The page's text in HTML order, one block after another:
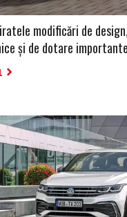
modificări de
și de dotare importante